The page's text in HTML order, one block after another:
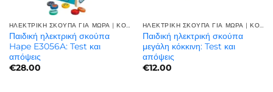
ΗΛΕΚΤΡΙΚΗ ΣΚΟΥΠΑ ΓΙΑ ΜΩΡΑ | ΚΟΡΥΦΑΊΑ ΠΟΙΌΤΗΤΑ
Παιδική ηλεκτρική σκούπα
Hape E3056A: Test και
απόψεις
€28.00
ΗΛΕΚΤΡΙΚΗ ΣΚΟΥΠΑ ΓΙΑ ΜΩΡΑ | ΚΟΡΥΦΑΊΑ ΠΟΙΌΤΗΤΑ
Παιδική ηλεκτρική σκούπα
μεγάλη κόκκινη: Test και
απόψεις
€12.00